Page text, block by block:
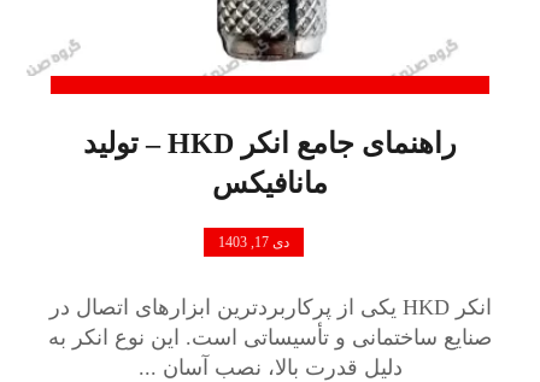
راهنمای جامع انکر HKD – تولید
مانافیکس
دی 17, 1403
انکر HKD یکی از پرکاربردترین ابزارهای اتصال در
صنایع ساختمانی و تأسیساتی است. این نوع انکر به
دلیل قدرت بالا، نصب آسان ...